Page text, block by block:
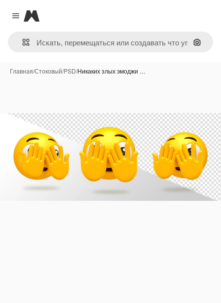
Close menu
Magnific
Поиск
Главная/Стоковый/PSD/Никаких злых эмоджи …